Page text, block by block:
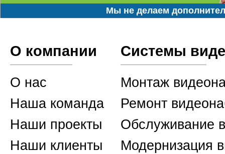
Мы не делаем
О компании
О нас
Наша команда
Наши проекты
Наши клиенты
Системы
Монтаж
Ремонт
Обслуживание
Модернизация